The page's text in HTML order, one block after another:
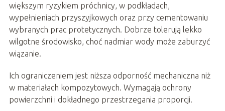
większym ryzykiem próchnicy, w podkładach,
wypełnieniach przyszyjkowych oraz przy cementowaniu
wybranych prac protetycznych. Dobrze tolerują lekko
wilgotne środowisko, choć nadmiar wody może zaburzyć
wiązanie.
Ich ograniczeniem jest niższa odporność mechaniczna niż
w materiałach kompozytowych. Wymagają ochrony
powierzchni i dokładnego przestrzegania proporcji.